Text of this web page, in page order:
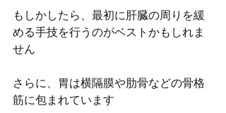
もしかしたら、最初に肝臓の周りを緩
める手技を行うのがベストかもしれま
せん
さらに、胃は横隔膜や肋骨などの骨格
筋に包まれています